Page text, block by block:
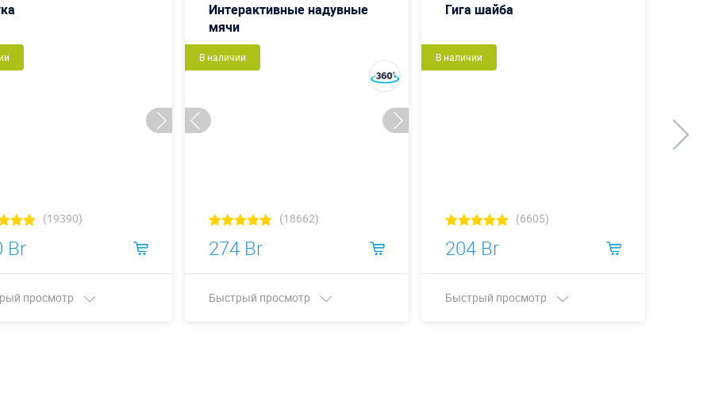
(19390)
Br
просмотр
Интерактивные надувные
мячи
В наличии
(18662)
274 Br
Быстрый просмотр
Гига шайба
В наличии
(6605)
204 Br
Быстрый просмотр